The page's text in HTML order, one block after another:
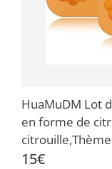
HuaMuDM Lot
en forme de
pour Muffins,
15€